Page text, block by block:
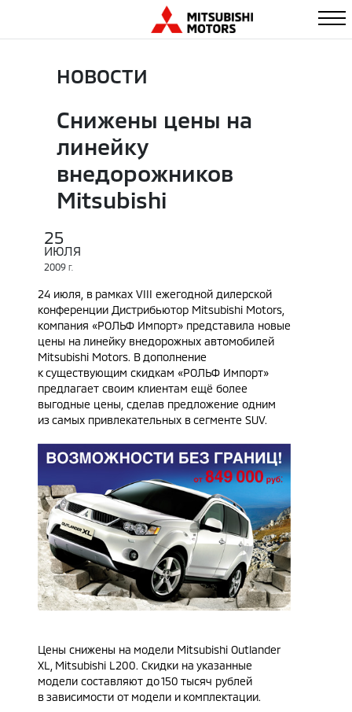
НОВОСТИ
Снижены цены на
линейку
внедорожников
Mitsubishi
25
ИЮЛЯ
2009 Г.
24 июля, в рамках VIII ежегодной дилерской
конференции Дистрибьютор Mitsubishi Motors,
компания «РОЛЬФ Импорт» представила новые
цены на линейку внедорожных автомобилей
Mitsubishi Motors. В дополнение
к существующим скидкам «РОЛЬФ Импорт»
предлагает своим клиентам ещё более
выгодные цены, сделав предложение одним
из самых привлекательных в сегменте SUV.
Цены снижены на модели Mitsubishi Outlander
XL, Mitsubishi L200. Скидки на указанные
модели составляют до 150 тысяч рублей
в зависимости от модели и комплектации.